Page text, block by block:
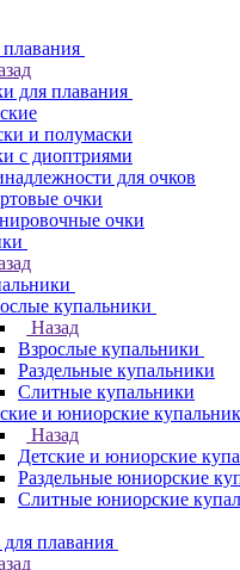
для плавания
и полумаски
с диоптриями
для очков
очки
очки
купальники
Назад
Взрослые купальники
Раздельные купальники
Слитные купальники
и юниорские
Назад
Детские и юниорские
Раздельные юниорские
Слитные юниорские
плавания